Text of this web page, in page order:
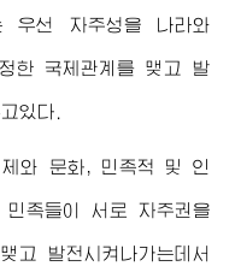
우선 자주성을 나라와
한 국제관계를 맺고 발
있다.
와 문화, 민족적 및 인
족들이 서로 자주권을
고 발전시켜나가는데서